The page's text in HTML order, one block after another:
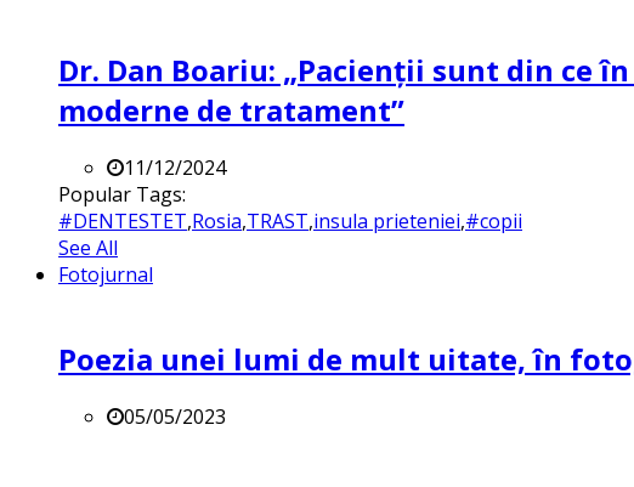
Dr. Dan Boariu: „Pacienții sunt din ce
moderne de tratament”
11/12/2024
Popular Tags:
#DENTESTET,Rosia,TRAST,insula prieteniei,#copii
See All
Fotojurnal
Poezia unei lumi de mult uitate, în
05/05/2023